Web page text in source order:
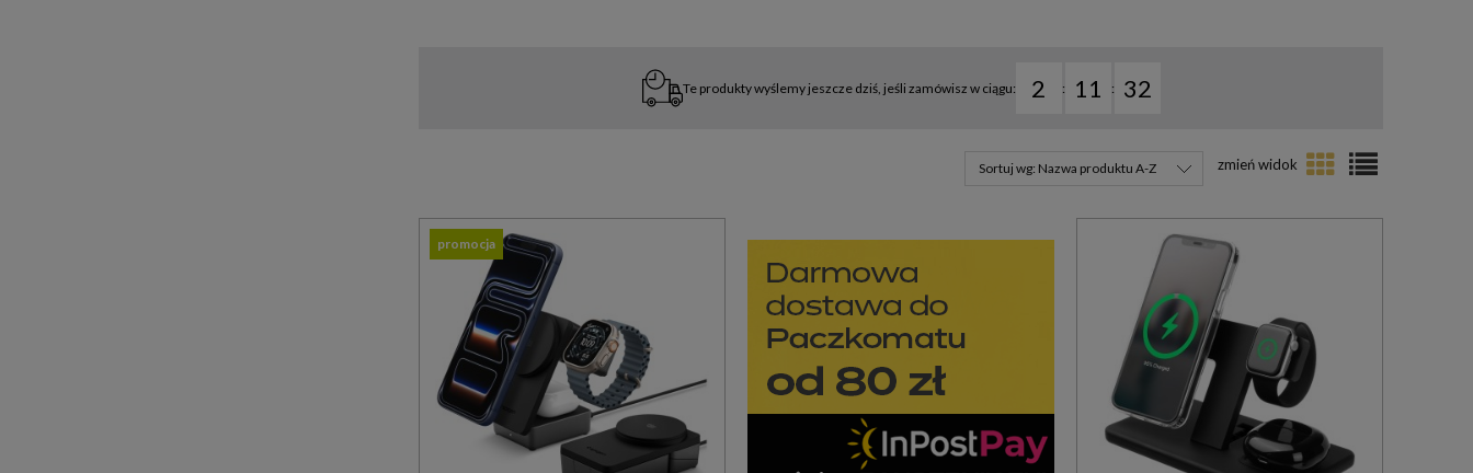
Te produkty wyślemy jeszcze dziś, jeśli zamówisz w ciągu: 2 : 11 : 31
Sortuj wg: Nazwa produktu A-Z
promocja